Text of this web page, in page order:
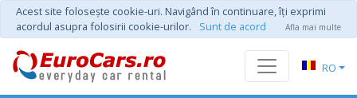
Acest site foloseşte cookie-uri. Navigând în continuare, îţi exprimi
acordul asupra folosirii cookie-urilor.
Sunt de acord Afla mai multe
RO